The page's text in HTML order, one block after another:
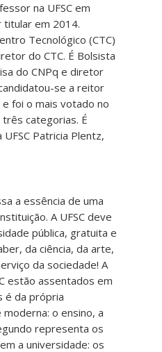
na UFSC em
em 2014.
Tecnológico (CTC)
do CTC. É Bolsista
do CNPq e diretor
se a reitor
e foi o mais votado no
categorias. É
Patricia Plentz,
a essência de uma
A UFSC deve
pública, gratuita e
da ciência, da arte,
da sociedade! A
estão assentados em
é da própria
o ensino, a
representa os
a universidade: os